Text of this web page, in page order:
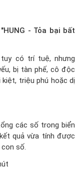
"HUNG - Tỏa bại bất
có trí tuệ, nhưng
bị tàn phế, cô độc
triệu phú hoặc dị
các số trong biển
quả vừa tính được
số.